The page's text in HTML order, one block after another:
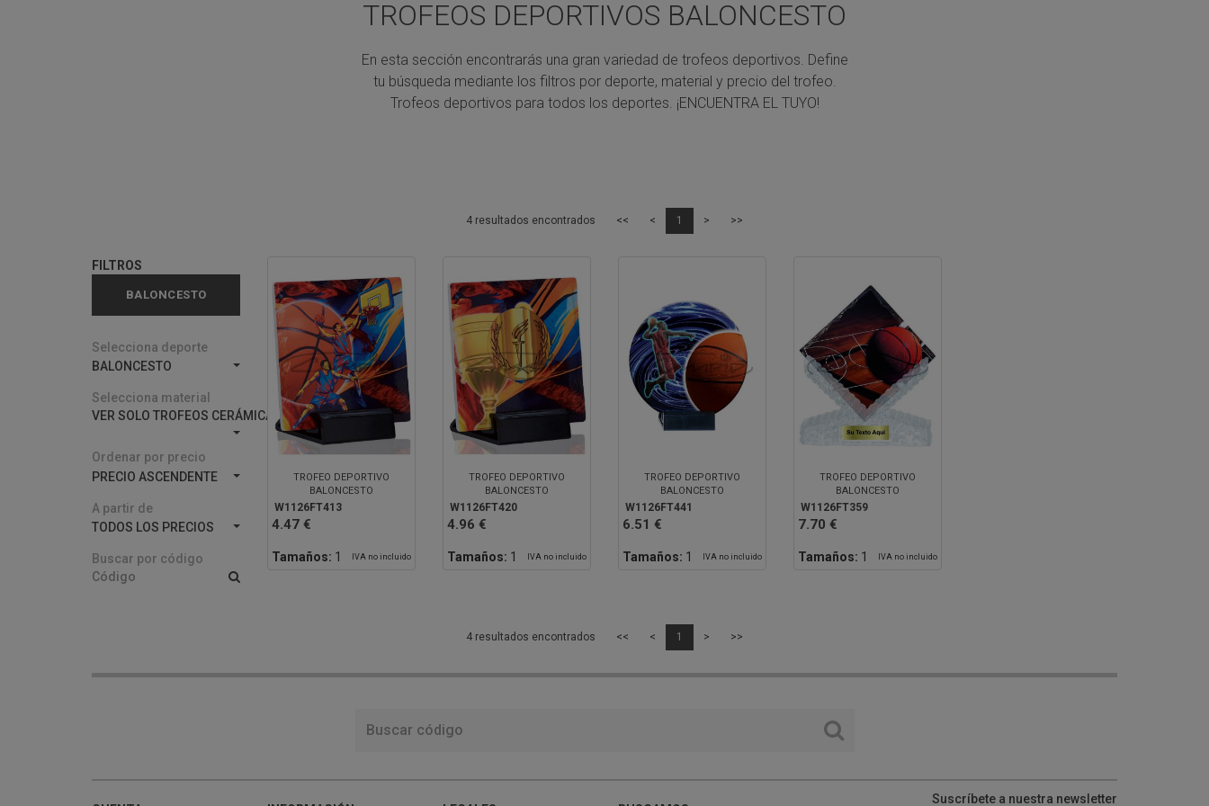
TROFEOS DEPORTIVOS BALONCESTO
En esta sección encontrarás una gran variedad de trofeos deportivos. Define
tu búsqueda mediante los filtros por deporte, material y precio del trofeo.
Trofeos deportivos para todos los deportes. ¡ENCUENTRA EL TUYO!
4 resultados encontrados << < 1 > >>
FILTROS
BALONCESTO
Selecciona deporte
BALONCESTO
Selecciona material
VER SOLO TROFEOS CERÁMICA
Ordenar por precio
PRECIO ASCENDENTE
A partir de
TODOS LOS PRECIOS
Buscar por código
TROFEO DEPORTIVO
BALONCESTO
W1126FT413
4.47 €
Tamaños: 1 IVA no incluido
TROFEO DEPORTIVO
BALONCESTO
W1126FT420
4.96 €
Tamaños: 1 IVA no incluido
TROFEO DEPORTIVO
BALONCESTO
W1126FT441
6.51 €
Tamaños: 1 IVA no incluido
TROFEO DEPORTIVO
BALONCESTO
W1126FT359
7.70 €
Tamaños: 1 IVA no incluido
4 resultados encontrados << < 1 > >>
Suscríbete a nuestra newsletter